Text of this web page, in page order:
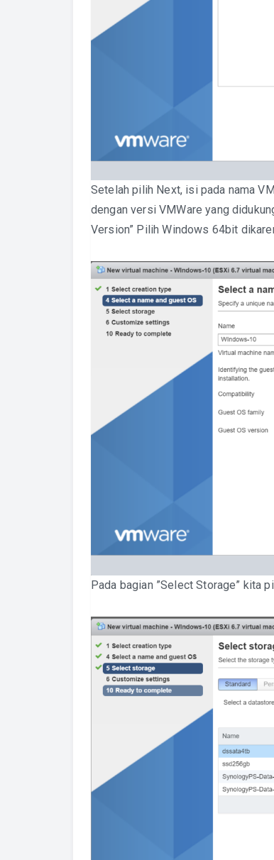
Setelah pilih Next, isi pada nama
dengan versi VMWare yang
Version” Pilih Windows 64bit
Pada bagian ”Select Storage” kita